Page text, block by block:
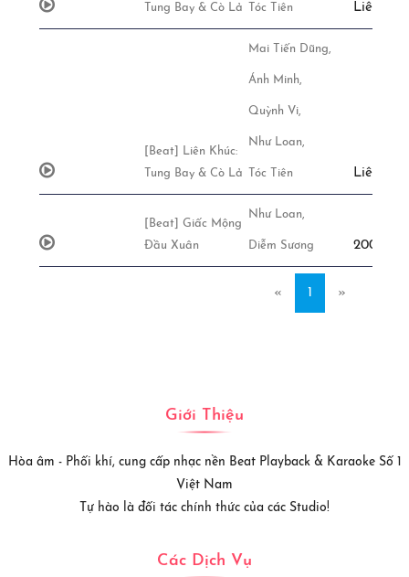
Tung Bay & Cò Lả
Tóc Tiên Liên Hệ
[Beat] Liên Khúc:
Tung Bay & Cò Lả
Mai Tiến Dũng,
Ánh Minh,
Quỳnh Vi,
Như Loan,
Tóc Tiên Liên Hệ
[Beat] Giấc Mộng
Đầu Xuân
Như Loan,
Diễm Sương
« 1 »
Giới Thiệu
Hòa âm - Phối khí, cung cấp nhạc nền Beat Playback & Karaoke Số 1
Việt Nam
Tự hào là đối tác chính thức của các Studio!
Các Dịch Vụ